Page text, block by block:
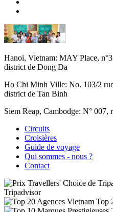
Hanoi, Vietnam: MAY Place,
district de Dong Da
Ho Chi Minh Ville: No. 103/2
district de Tan Binh
Siem Reap, Cambodge: N° 007,
Circuits
Croisières
Guide de voyage
Qui sommes - nous ?
Contact
Tripadvisor
Top